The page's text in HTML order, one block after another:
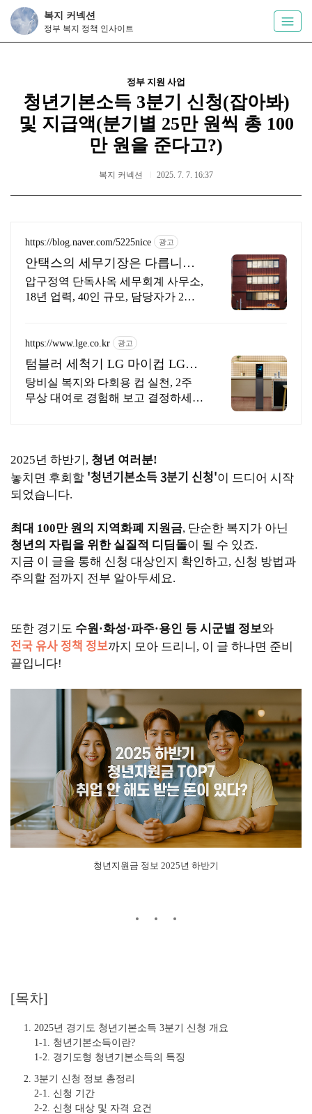
복지 커넥션
정부 복지 정책 인사이트
정부 지원 사업
청년기본소득 3분기 신청(잡아봐)
및 지급액(분기별 25만 원씩 총 100
만 원을 준다고?)
복지 커넥션 2025. 7. 7. 16:37
https://blog.naver.com/5225nice 광고
안택스의 세무기장은 다릅니다
2인 담당 케어로 즉시 소통
압구정역 단독사옥 세무회계 사무소,
18년 업력, 40인 규모, 담당자가 2명
료.
https://www.lge.co.kr 광고
텀블러 세척기 LG 마이컵 LG마
이컵 무상대여신청
탕비실 복지와 다회용 컵 실천, 2주
무상 대여로 경험해 보고 결정하세
2025년 하반기, 청년 여러분!
놓치면 후회할 '청년기본소득 3분기 신청'이 드디어 시작
되었습니다.
최대 100만 원의 지역화폐 지원금, 단순한 복지가 아닌
청년의 자립을 위한 실질적 디딤돌이 될 수 있죠.
지금 이 글을 통해 신청 대상인지 확인하고, 신청 방법과
주의할 점까지 전부 알아두세요.
또한 경기도 수원·화성·파주·용인 등 시군별 정보와
전국 유사 정책 정보까지 모아 드리니, 이 글 하나면 준비
끝입니다!
청년지원금 정보 2025년 하반기
[목차]
2025년 경기도 청년기본소득 3분기 신청 개요
1-1. 청년기본소득이란?
1-2. 경기도형 청년기본소득의 특징
3분기 신청 정보 총정리
2-1. 신청 기간
2-2. 신청 대상 및 자격 요건